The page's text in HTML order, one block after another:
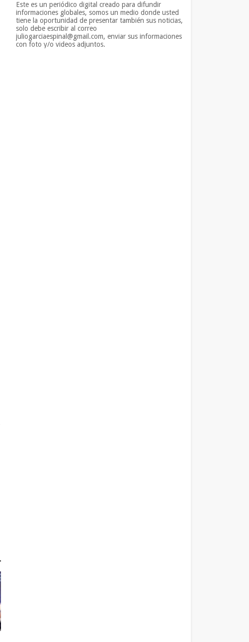
Este es un periódico digital creado para difundir
informaciones globales, somos un medio donde usted
tiene la oportunidad de presentar también sus noticias,
solo debe escribir al correo
juliogarciaespinal@gmail.com, enviar sus informaciones
con foto y/o videos adjuntos.